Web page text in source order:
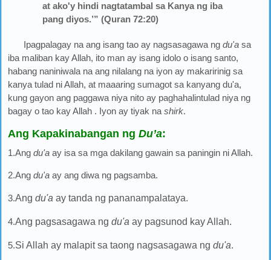
at ako'y hindi nagtatambal sa Kanya ng iba
pang diyos.’” (Quran 72:20)
Ipagpalagay na ang isang tao ay nagsasagawa ngdu'asa
iba maliban kay Allah, ito man ay isang idolo o isang santo,
habang naniniwala na ang nilalang na iyon ay makaririnig sa
kanya tulad ni Allah, at maaaring sumagot sa kanyang du'a,
kung gayon ang paggawa niya nito ay paghahalintulad niya ng
bagay o tao kay Allah . Iyon ay tiyak na shirk.
Ang Kapakinabangan ng Du’a:
1.Ang du'a ay isa sa mga dakilang gawain sa paningin ni Allah.
2.Ang du'a ay ang diwa ng pagsamba.
3.Ang du'a ay tanda ng pananampalataya.
4.Ang pagsasagawa ng du'a ay pagsunod kay Allah.
5.Si Allah ay malapit sa taong nagsasagawa ng du'a.